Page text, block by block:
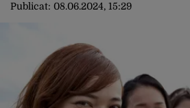
Publicat: 08.06.2024, 15:29